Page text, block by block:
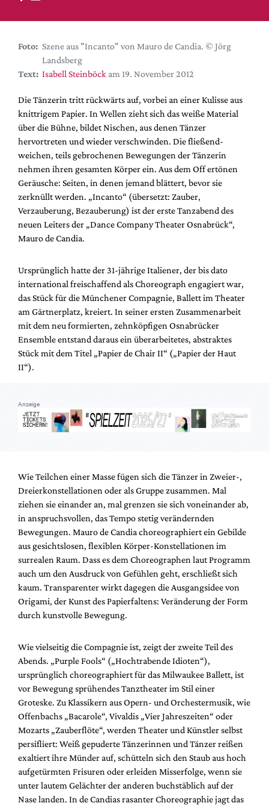
DdB-map
Premierensuche
Festival-Planer
Alle Hefte
Leseproben
Podcast
Service
Shop / Abo
Newsletter
Redaktion
Autor:innen
Mediadaten
Suche
Foto: Szene aus "Incanto" von Mauro de Candia. © Jörg
Landsberg
Text: Isabell Steinböck am 19. November 2012
Die Tänzerin tritt rückwärts auf, vorbei an einer Kulisse aus
knittrigem Papier. In Wellen zieht sich das weiße Material
über die Bühne, bildet Nischen, aus denen Tänzer
hervortreten und wieder verschwinden. Die fließend-
weichen, teils gebrochenen Bewegungen der Tänzerin
nehmen ihren gesamten Körper ein. Aus dem Off ertönen
Geräusche: Seiten, in denen jemand blättert, bevor sie
zerknüllt werden. „Incanto“ (übersetzt: Zauber,
Verzauberung, Bezauberung) ist der erste Tanzabend des
neuen Leiters der „Dance Company Theater Osnabrück“,
Mauro de Candia.
Ursprünglich hatte der 31-jährige Italiener, der bis dato
international freischaffend als Choreograph engagiert war,
das Stück für die Münchener Compagnie, Ballett im Theater
am Gärtnerplatz, kreiert. In seiner ersten Zusammenarbeit
mit dem neu formierten, zehnköpfigen Osnabrücker
Ensemble entstand daraus ein überarbeitetes, abstraktes
Stück mit dem Titel „Papier de Chair II“ („Papier der Haut
II“).
Anzeige
Wie Teilchen einer Masse fügen sich die Tänzer in Zweier-,
Dreierkonstellationen oder als Gruppe zusammen. Mal
ziehen sie einander an, mal grenzen sie sich voneinander ab,
in anspruchsvollen, das Tempo stetig verändernden
Bewegungen. Mauro de Candia choreographiert ein Gebilde
aus gesichtslosen, flexiblen Körper-Konstellationen im
surrealen Raum. Dass es dem Choreographen laut Programm
auch um den Ausdruck von Gefühlen geht, erschließt sich
kaum. Transparenter wirkt dagegen die Ausgangsidee von
Origami, der Kunst des Papierfaltens: Veränderung der Form
durch kunstvolle Bewegung.
Wie vielseitig die Compagnie ist, zeigt der zweite Teil des
Abends. „Purple Fools“ („Hochtrabende Idioten“),
ursprünglich choreographiert für das Milwaukee Ballett, ist
vor Bewegung sprühendes Tanztheater im Stil einer
Groteske. Zu Klassikern aus Opern- und Orchestermusik, wie
Offenbachs „Bacarole“, Vivaldis „Vier Jahreszeiten“ oder
Mozarts „Zauberflöte“, werden Theater und Künstler selbst
persifliert: Weiß gepuderte Tänzerinnen und Tänzer reißen
exaltiert ihre Münder auf, schütteln sich den Staub aus hoch
aufgetürmten Frisuren oder erleiden Misserfolge, wenn sie
unter lautem Gelächter der anderen buchstäblich auf der
Nase landen. In de Candias rasanter Choreographie jagt das